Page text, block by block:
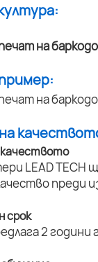
LEAD
преди
срок
2